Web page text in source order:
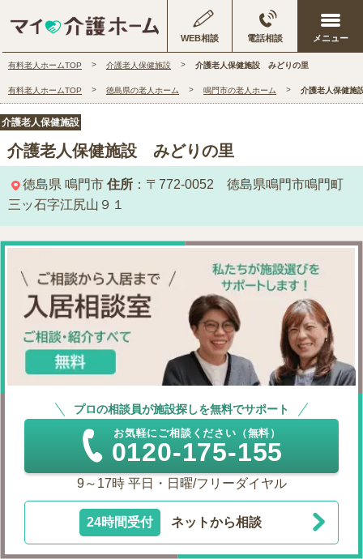
WEB相談 電話相談
有料老人ホームTOP 介護老人保健施設 介護老人保健施設 みどりの里
有料老人ホームTOP 徳島県の老人ホーム 鳴門市の老人ホーム 介護老人保健施
介護老人保健施設
介護老人保健施設 みどりの里
徳島県 鳴門市 住所 ：〒772-0052 徳島県鳴門市鳴門町
三ッ石字江尻山９１
プロの相談員が施設探しを無料でサポート
お気軽にご相談ください（無料）
0120-175-155
9～17時 平日・日曜/フリーダイヤル
24時間受付 ネットから相談